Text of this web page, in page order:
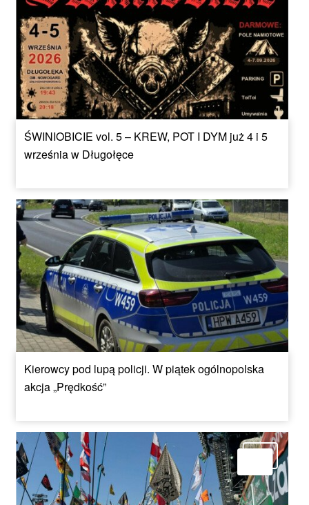
ŚWINIOBICIE vol. 5 – KREW, POT I DYM już 4 i 5
września w Długołęce
Kierowcy pod lupą policji. W piątek ogólnopolska
akcja „Prędkość”